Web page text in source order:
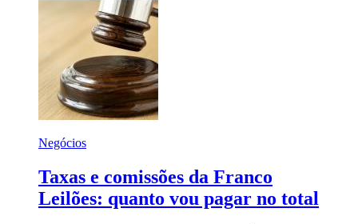
Negócios
Taxas e comissões da Franco
Leilões: quanto vou pagar no total